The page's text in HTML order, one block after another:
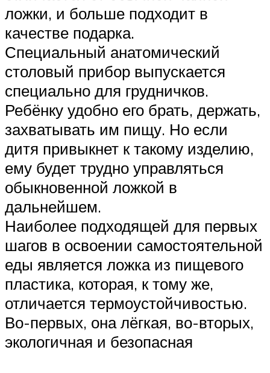
ложки, и больше подходит в
качестве подарка.
Специальный анатомический
столовый прибор выпускается
специально для грудничков.
Ребёнку удобно его брать, держать,
захватывать им пищу. Но если
дитя привыкнет к такому изделию,
ему будет трудно управляться
обыкновенной ложкой в
дальнейшем.
Наиболее подходящей для первых
шагов в освоении самостоятельной
еды является ложка из пищевого
пластика, которая, к тому же,
отличается термоустойчивостью.
Во-первых, она лёгкая, во-вторых,
экологичная и безопасная